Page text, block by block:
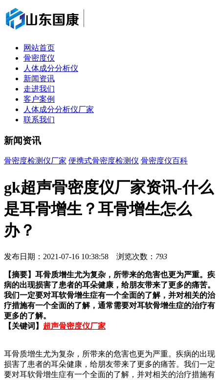
网站首页
骨密度仪
人体成分分析仪
新闻资讯
走进我们
客户案例
人体成分分析仪厂家
联系我们
新闻资讯
骨密度检测仪厂家 便携式骨密度检测仪 骨密度仪百科
gk超声骨密度仪厂家资讯-什么
是耳骨增生？耳骨增生怎么
办？
发布日期：2021-07-16 10:38:58 浏览次数： 793
【摘要】 耳骨质增生尤为复杂，所带来的危害也更为严重。疾
病的出现损害了患者的耳朵健康，给朋友带来了更多的痛苦。
我们一定要对耳软骨增生症有一个全面的了解，并对相关的治
疗措施有一个全面的了解，通常需要对耳软骨增生症的治疗有
更多的了解。
【关键词】 超声骨密度仪厂家
耳骨质增生尤为复杂，所带来的危害也更为严重。疾病的出现
损害了患者的耳朵健康，给朋友带来了更多的痛苦。我们一定
要对耳软骨增生症有一个全面的了解，并对相关的治疗措施有